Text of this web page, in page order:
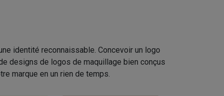
identité reconnaissable. Concevoir un logo
designs de logos de maquillage bien conçus
marque en un rien de temps.